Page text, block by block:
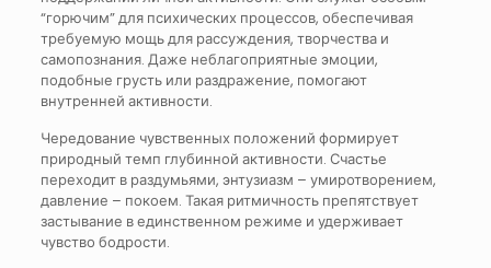
“горючим” для психических процессов, обеспечивая
требуемую мощь для рассуждения, творчества и
самопознания. Даже неблагоприятные эмоции,
подобные грусть или раздражение, помогают
внутренней активности.
Чередование чувственных положений формирует
природный темп глубинной активности. Счастье
переходит в раздумьями, энтузиазм – умиротворением,
давление – покоем. Такая ритмичность препятствует
застывание в единственном режиме и удерживает
чувство бодрости.